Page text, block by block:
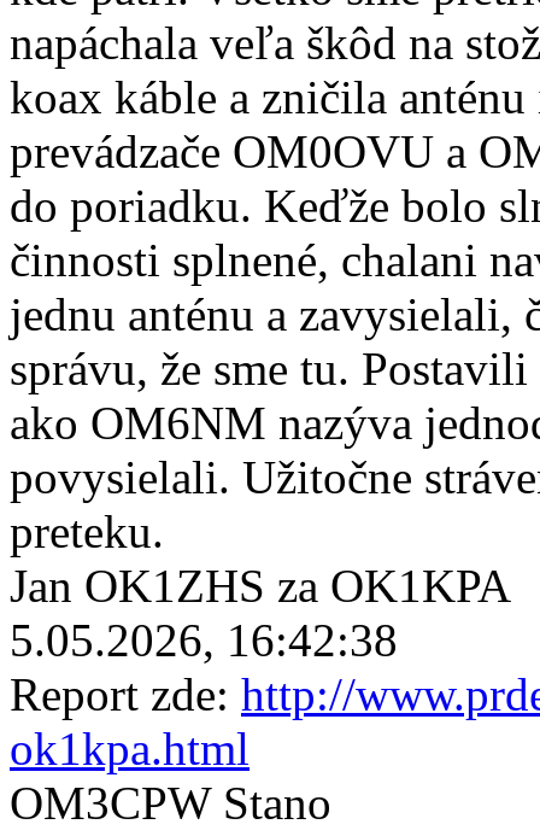
napáchala veľa škôd na
koax káble a zničila
prevádzače OM0OVU a
do poriadku. Keďže bolo
činnosti splnené, chalani
jednu anténu a zavysielali,
správu, že sme tu.
ako OM6NM nazýva
povysielali. Užitočne
preteku.
Jan OK1ZHS za OK1KPA
5.05.2026, 16:42:38
Report zde: http://
ok1kpa.html
OM3CPW Stano